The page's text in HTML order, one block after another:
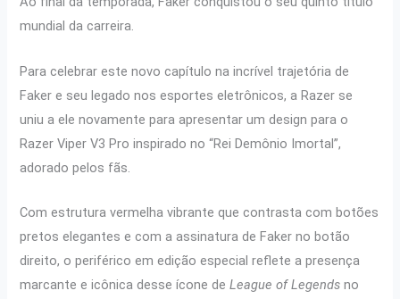
mundial da carreira.
Para celebrar este novo capítulo na incrível trajetória de
Faker e seu legado nos esportes eletrônicos, a Razer se
uniu a ele novamente para apresentar um design para o
Razer Viper V3 Pro inspirado no “Rei Demônio Imortal”,
adorado pelos fãs.
Com estrutura vermelha vibrante que contrasta com botões
pretos elegantes e com a assinatura de Faker no botão
direito, o periférico em edição especial reflete a presença
marcante e icônica desse ícone deLeague of Legends no